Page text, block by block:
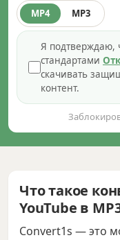
MP4 MP3
Я подтверждаю,
стандартами
скачивать
контент.
Что такое
YouTube в
Convert1s — это